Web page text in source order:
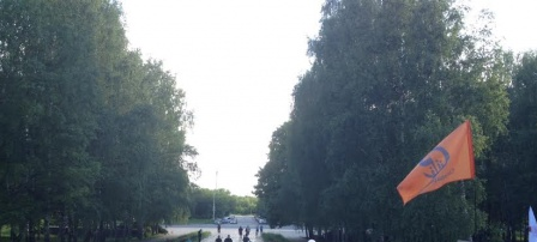
Перейти к основному содержанию